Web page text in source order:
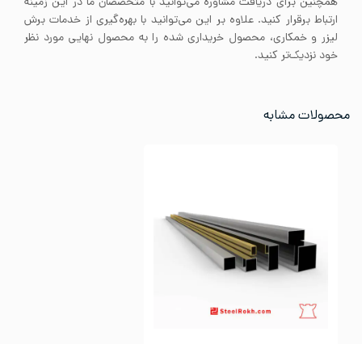
ارتباط برقرار کنید. علاوه بر این می‌توانید با بهره‌گیری از خدمات برش
لیزر و خمکاری، محصول خریداری شده را به محصول نهایی مورد نظر
خود نزدیک‌تر کنید.
محصولات مشابه